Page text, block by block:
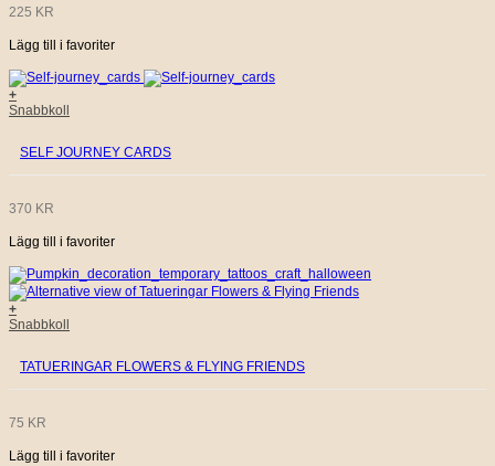
225 KR
Lägg till i favoriter
+
Snabbkoll
SELF JOURNEY CARDS
370 KR
Lägg till i favoriter
+
Snabbkoll
TATUERINGAR FLOWERS & FLYING FRIENDS
75 KR
Lägg till i favoriter